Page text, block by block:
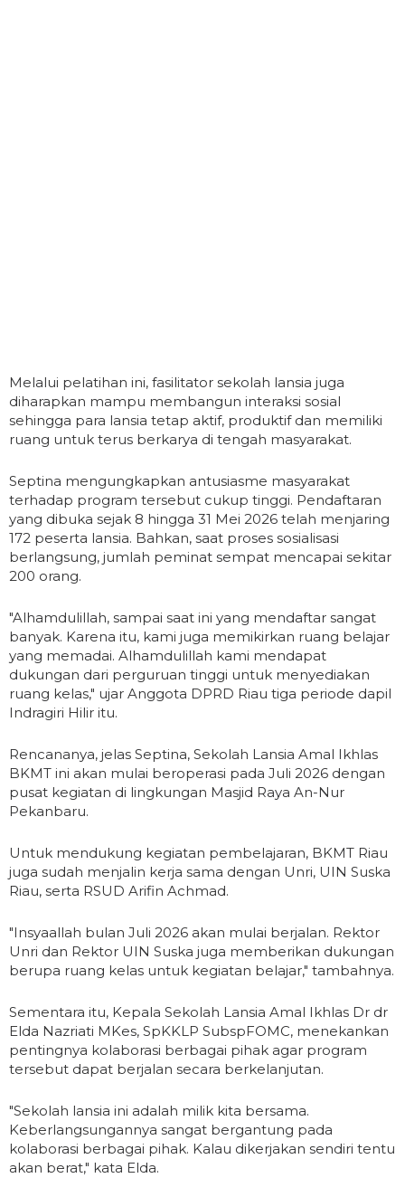
Melalui pelatihan ini, fasilitator sekolah lansia juga
diharapkan mampu membangun interaksi sosial
sehingga para lansia tetap aktif, produktif dan memiliki
ruang untuk terus berkarya di tengah masyarakat.
Septina mengungkapkan antusiasme masyarakat
terhadap program tersebut cukup tinggi. Pendaftaran
yang dibuka sejak 8 hingga 31 Mei 2026 telah menjaring
172 peserta lansia. Bahkan, saat proses sosialisasi
berlangsung, jumlah peminat sempat mencapai sekitar
200 orang.
"Alhamdulillah, sampai saat ini yang mendaftar sangat
banyak. Karena itu, kami juga memikirkan ruang belajar
yang memadai. Alhamdulillah kami mendapat
dukungan dari perguruan tinggi untuk menyediakan
ruang kelas," ujar Anggota DPRD Riau tiga periode dapil
Indragiri Hilir itu.
Rencananya, jelas Septina, Sekolah Lansia Amal Ikhlas
BKMT ini akan mulai beroperasi pada Juli 2026 dengan
pusat kegiatan di lingkungan Masjid Raya An-Nur
Pekanbaru.
Untuk mendukung kegiatan pembelajaran, BKMT Riau
juga sudah menjalin kerja sama dengan Unri, UIN Suska
Riau, serta RSUD Arifin Achmad.
"Insyaallah bulan Juli 2026 akan mulai berjalan. Rektor
Unri dan Rektor UIN Suska juga memberikan dukungan
berupa ruang kelas untuk kegiatan belajar," tambahnya.
Sementara itu, Kepala Sekolah Lansia Amal Ikhlas Dr dr
Elda Nazriati MKes, SpKKLP SubspFOMC, menekankan
pentingnya kolaborasi berbagai pihak agar program
tersebut dapat berjalan secara berkelanjutan.
"Sekolah lansia ini adalah milik kita bersama.
Keberlangsungannya sangat bergantung pada
kolaborasi berbagai pihak. Kalau dikerjakan sendiri tentu
akan berat," kata Elda.